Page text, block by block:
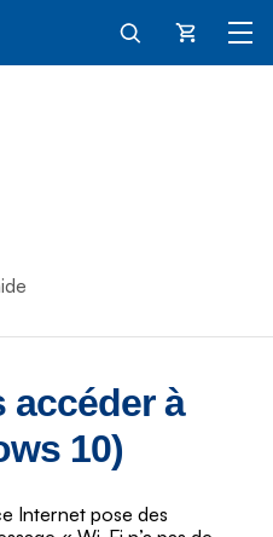
Panier
accéder à
10)
Internet pose des